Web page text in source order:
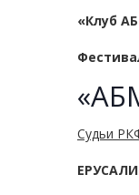
«Клуб
Судьи